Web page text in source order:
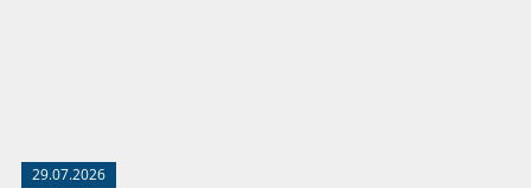
29.07.2026